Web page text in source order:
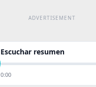
Escuchar resumen
0:00